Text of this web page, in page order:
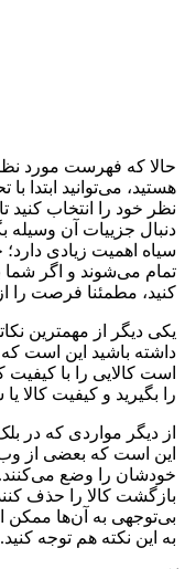
حالا که فهرست مورد
هستید، می‌توانید ابتدا
نظر خود را انتخاب کنید
دنبال جزییات آن
سیاه اهمیت زیادی
تمام می‌شوند و اگر شما
کنید، مطمئنا فرصت را
یکی دیگر از مهمترین
داشته باشید این است که
است کالایی را با
را بگیرید و کیفیت کالا
از دیگر مواردی که در
این است که بعضی از
خودشان را وضع
بازگشت کالا را حذف
بی‌توجهی به آن‌ها
به این نکته هم توجه کنید.